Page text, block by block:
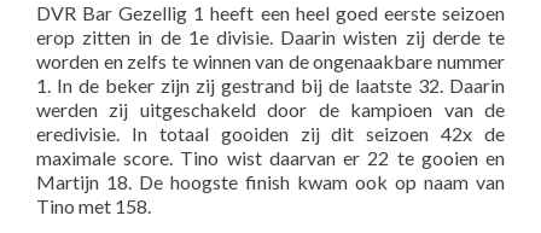
DVR Bar Gezellig 1 heeft een heel goed eerste seizoen
erop zitten in de 1e divisie. Daarin wisten zij derde te
worden en zelfs te winnen van de ongenaakbare nummer
1. In de beker zijn zij gestrand bij de laatste 32. Daarin
werden zij uitgeschakeld door de kampioen van de
eredivisie. In totaal gooiden zij dit seizoen 42x de
maximale score. Tino wist daarvan er 22 te gooien en
Martijn 18. De hoogste finish kwam ook op naam van
Tino met 158.